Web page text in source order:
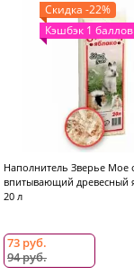
Скидка -22%
Кэшбэк 1 баллов
Наполнитель Зверье Мое
впитывающий древесный
20 л
73 руб.
94 руб.